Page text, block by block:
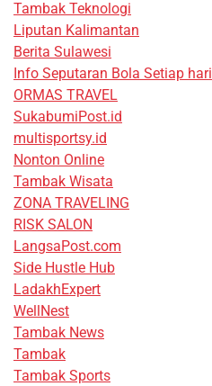
Tambak Teknologi
Liputan Kalimantan
Berita Sulawesi
Info Seputaran Bola Setiap hari
ORMAS TRAVEL
SukabumiPost.id
multisportsy.id
Nonton Online
Tambak Wisata
ZONA TRAVELING
RISK SALON
LangsaPost.com
Side Hustle Hub
LadakhExpert
WellNest
Tambak News
Tambak
Tambak Sports